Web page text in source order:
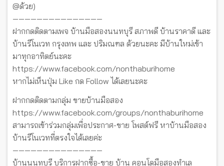
@ด้วย)
———————————————
ฝากกดติดตามเพจ บ้านมือสองนนทบุรี สภาพดี บ้านราคาดี และ
บ้านรีโนเวท กรุงเทพ และ ปริมณฑล ด้วยนะคะ มีบ้านใหม่เข้า
มาทุกอาทิตย์นะคะ
https://www.facebook.com/nonthaburihome
หากไม่เห็นปุ่ม Like กด Follow ได้เลยนะคะ
ฝากกดติดตามกลุ่ม ขายบ้านมือสอง
https://www.facebook.com/groups/nonthaburihome
สามารถเข้าร่วมกลุ่มเพื่อประกาศ-ขาย โพสต์ฟรี หาบ้านมือสอง
บ้านรีโนเวทที่ตรงใจได้เลยค่ะ
———————————————
บ้านนนทบุรี บริการฝากซื้อ-ขาย บ้าน คอนโดมือสองทำเล